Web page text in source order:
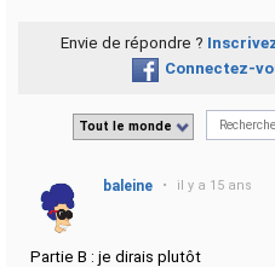
Envie de répondre ?
Connectez-
Tout le monde
baleine • il y a 15 ans
Partie B : je dirais plutôt